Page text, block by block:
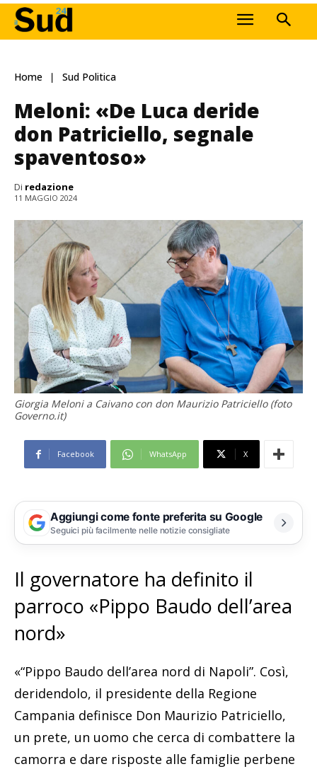
Home Sud Politica
Meloni: «De Luca deride
don Patriciello, segnale
spaventoso»
Di redazione
11 MAGGIO 2024
Giorgia Meloni a Caivano con don Maurizio Patriciello (foto
Governo.it)
Facebook WhatsApp X
Aggiungi come fonte preferita su Google
Seguici più facilmente nelle notizie consigliate
Il governatore ha definito il
parroco «Pippo Baudo dell’area
nord»
«“Pippo Baudo dell’area nord di Napoli”. Così,
deridendolo, il presidente della Regione
Campania definisce Don Maurizio Patriciello,
un prete, un uomo che cerca di combattere la
camorra e dare risposte alle famiglie perbene